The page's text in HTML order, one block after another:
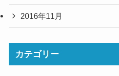
2016年11月
カテゴリー